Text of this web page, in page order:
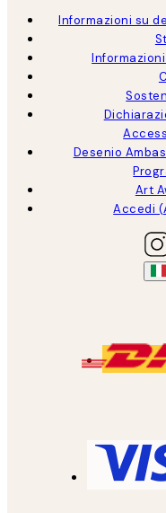
Informazioni su
Desenio
Art
Accedi